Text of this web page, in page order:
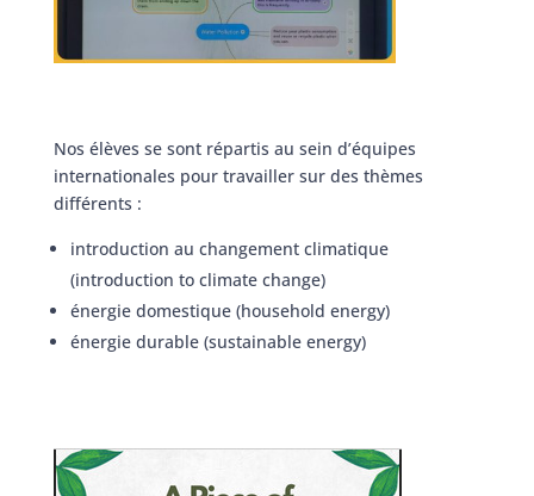
Nos élèves se sont répartis au sein d’équipes
internationales pour travailler sur des thèmes
différents :
introduction au changement climatique
(introduction to climate change)
énergie domestique (household energy)
énergie durable (sustainable energy)